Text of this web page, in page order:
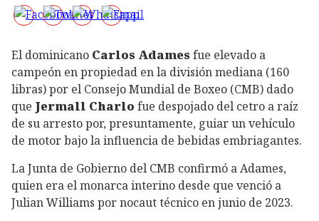
El dominicano Carlos Adames fue elevado a
campeón en propiedad en la división mediana (160
libras) por el Consejo Mundial de Boxeo (CMB) dado
que Jermall Charlo fue despojado del cetro a raíz
de su arresto por, presuntamente, guiar un vehículo
de motor bajo la influencia de bebidas embriagantes.
La Junta de Gobierno del CMB confirmó a Adames,
quien era el monarca interino desde que venció a
Julian Williams por nocaut técnico en junio de 2023.